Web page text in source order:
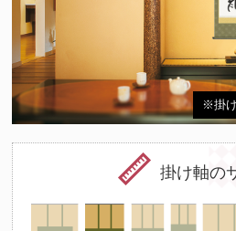
※掛
掛け軸の